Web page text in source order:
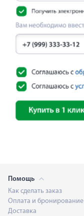
Помощь
Как сделать заказ
Оплата и бронирование
Доставка